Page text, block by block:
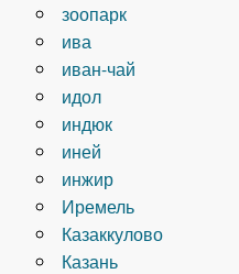
зоопарк
ива
иван-чай
идол
индюк
иней
инжир
Иремель
Казаккулово
Казань